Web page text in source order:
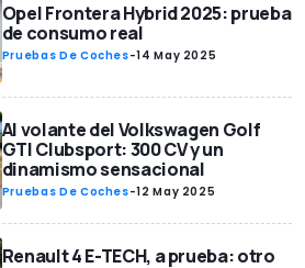
Opel Frontera Hybrid 2025: prueba
de consumo real
Pruebas De Coches-14 May 2025
Al volante del Volkswagen Golf
GTI Clubsport: 300 CV y un
dinamismo sensacional
Pruebas De Coches-12 May 2025
Renault 4 E-TECH, a prueba: otro